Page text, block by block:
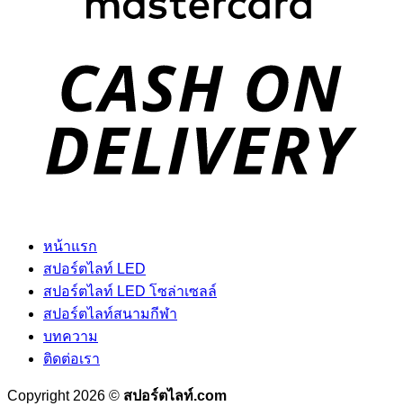
หน้าแรก
สปอร์ตไลท์ LED
สปอร์ตไลท์ LED โซล่าเซลล์
สปอร์ตไลท์สนามกีฬา
บทความ
ติดต่อเรา
Copyright 2026 © สปอร์ตไลท์.com